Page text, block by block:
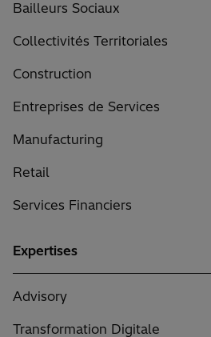
Bailleurs Sociaux
Collectivités Territoriales
Construction
Entreprises de Services
Manufacturing
Retail
Services Financiers
Expertises
Advisory
Transformation Digitale